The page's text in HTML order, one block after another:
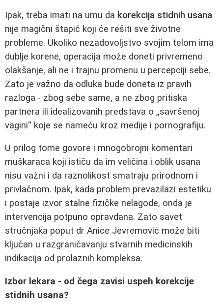
Ipak, treba imati na umu da korekcija stidnih usana
nije magični štapić koji će rešiti sve životne
probleme. Ukoliko nezadovoljstvo svojim telom ima
dublje korene, operacija može doneti privremeno
olakšanje, ali ne i trajnu promenu u percepciji sebe.
Zato je važno da odluka bude doneta iz pravih
razloga - zbog sebe same, a ne zbog pritiska
partnera ili idealizovanih predstava o „savršenoj
vagini“ koje se nameću kroz medije i pornografiju.
U prilog tome govore i mnogobrojni komentari
muškaraca koji ističu da im veličina i oblik usana
nisu važni i da raznolikost smatraju prirodnom i
privlačnom. Ipak, kada problem prevazilazi estetiku
i postaje izvor stalne fizičke nelagode, onda je
intervencija potpuno opravdana. Zato savet
stručnjaka poput dr Anice Jevremović može biti
ključan u razgraničavanju stvarnih medicinskih
indikacija od prolaznih kompleksa.
Izbor lekara - od čega zavisi uspeh korekcije
stidnih usana?